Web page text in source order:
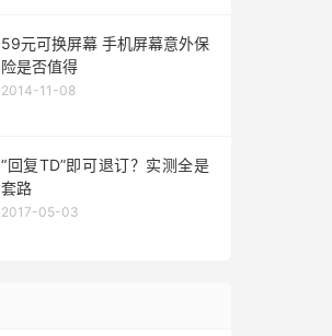
59元可换屏幕 手机屏幕意外保
险是否值得
2014-11-08
“回复TD”即可退订？实测全是
套路
2017-05-03